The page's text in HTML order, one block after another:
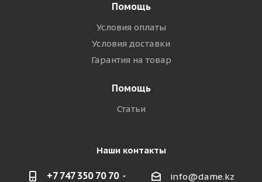
Помощь
Условия оплаты
Условия доставки
Гарантия на товар
Помощь
Статьи
Наши контакты
+7 747 350 70 70 info@dame.kz